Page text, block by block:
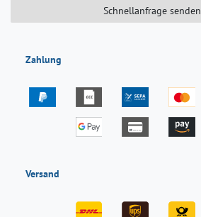
Schnellanfrage senden
Zahlung
Versand